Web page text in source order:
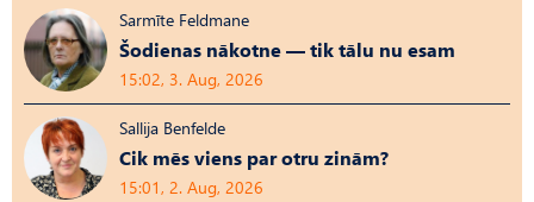
Sarmīte Feldmane
Šodienas nākotne — tik tālu nu esam
15:02, 3. Aug, 2026
Sallija Benfelde
Cik mēs viens par otru zinām?
15:01, 2. Aug, 2026